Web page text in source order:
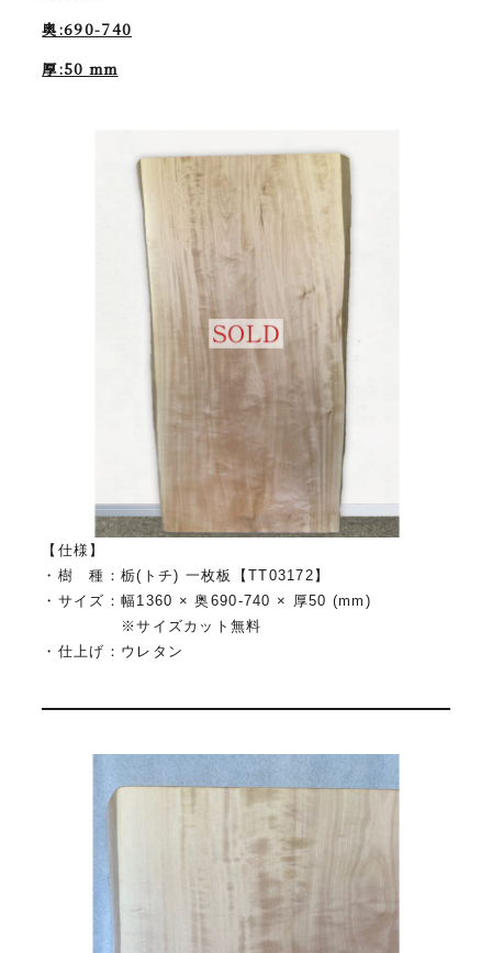
奥:690-740
厚:50 mm
【仕様】
・樹 種：栃(トチ) 一枚板【TT03172】
・サイズ：幅1360 × 奥690-740 × 厚50 (mm)
※サイズカット無料
・仕上げ：ウレタン